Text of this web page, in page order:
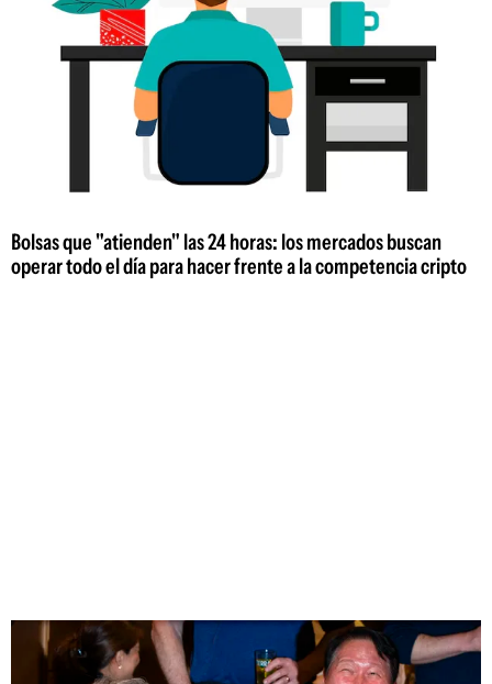
Bolsas que "atienden" las 24 horas: los mercados buscan
operar todo el día para hacer frente a la competencia cripto